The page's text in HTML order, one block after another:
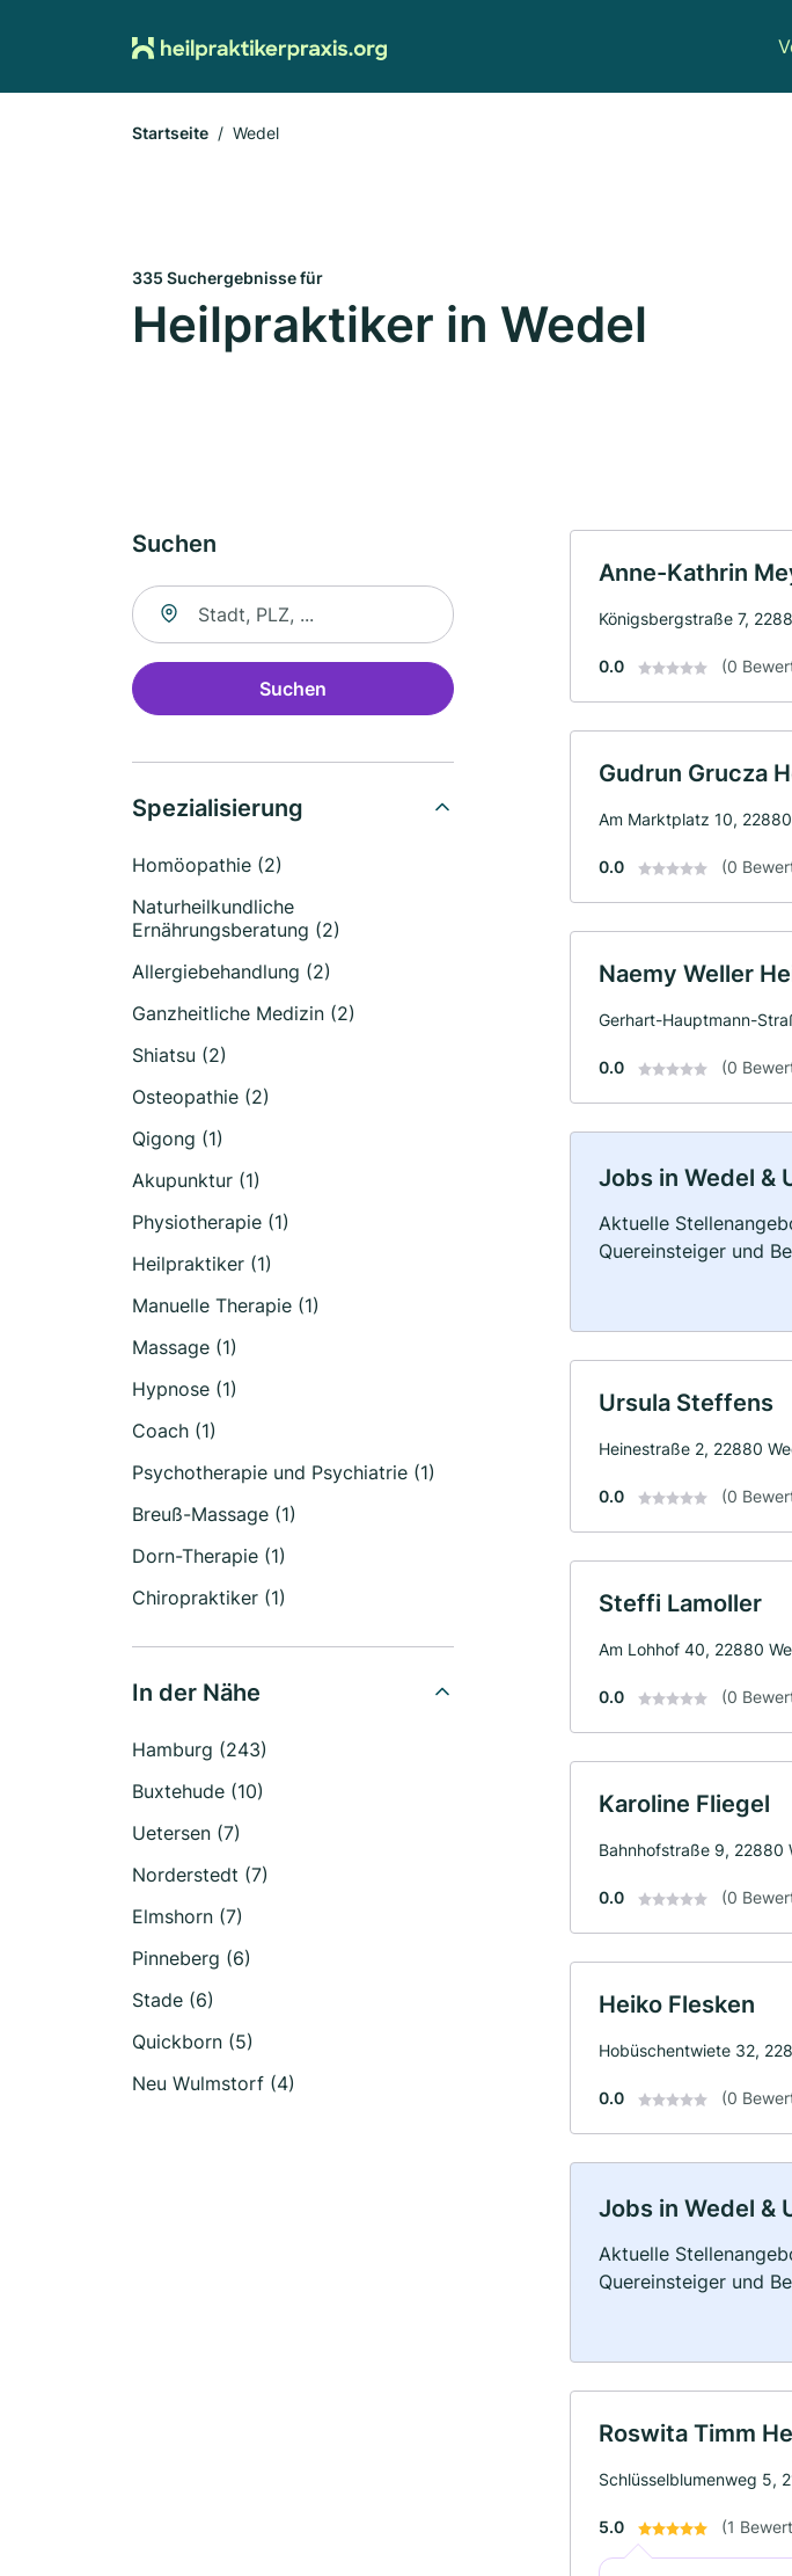
Startseite Wedel
335 Suchergebnisse für
Heilpraktiker in Wedel
Suchen
Suche nach Ort
Suchen
Spezialisierung
Homöopathie (2)
Naturheilkundliche
Ernährungsberatung (2)
Allergiebehandlung (2)
Ganzheitliche Medizin (2)
Shiatsu (2)
Osteopathie (2)
Qigong (1)
Akupunktur (1)
Physiotherapie (1)
Heilpraktiker (1)
Manuelle Therapie (1)
Massage (1)
Hypnose (1)
Coach (1)
Psychotherapie und Psychiatrie (1)
Breuß-Massage (1)
Dorn-Therapie (1)
Chiropraktiker (1)
In der Nähe
Hamburg (243)
Buxtehude (10)
Uetersen (7)
Norderstedt (7)
Elmshorn (7)
Pinneberg (6)
Stade (6)
Quickborn (5)
Neu Wulmstorf (4)
Anne-Kathrin
Königsbergstraße 7,
0.0 (0
Gudrun Grucza
Am Marktplatz 10,
0.0 (0
Naemy Weller
Gerhart-Hauptmann-
0.0 (0
Jobs in Wedel &
Aktuelle
Quereinsteiger und
Ursula Steffens
Heinestraße 2, 22880
0.0 (0
Steffi Lamoller
Am Lohhof 40, 22880
0.0 (0
Karoline Fliegel
Bahnhofstraße 9, 22880
0.0 (0
Heiko Flesken
Hobüschentwiete 32,
0.0 (0
Jobs in Wedel &
Aktuelle
Quereinsteiger und
Roswita Timm
Schlüsselblumenweg 5,
5.0 (1